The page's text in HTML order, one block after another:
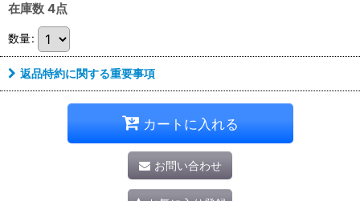
在庫数 4点
数量:
返品特約に関する重要事項
カートに入れる
お問い合わせ